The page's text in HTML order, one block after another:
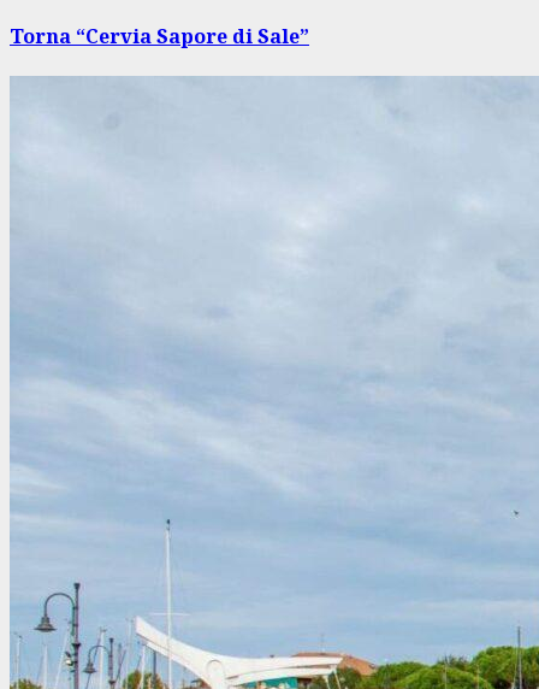
Torna “Cervia Sapore di Sale”